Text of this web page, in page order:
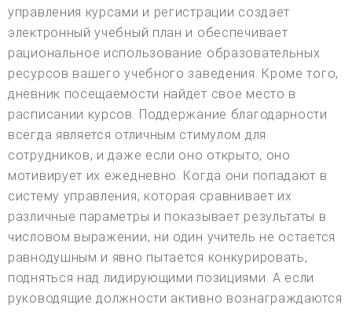
управления курсами и регистрации создает
электронный учебный план и обеспечивает
рациональное использование образовательных
ресурсов вашего учебного заведения. Кроме того,
дневник посещаемости найдет свое место в
расписании курсов. Поддержание благодарности
всегда является отличным стимулом для
сотрудников, и даже если оно открыто, оно
мотивирует их ежедневно. Когда они попадают в
систему управления, которая сравнивает их
различные параметры и показывает результаты в
числовом выражении, ни один учитель не остается
равнодушным и явно пытается конкурировать,
подняться над лидирующими позициями. А если
руководящие должности активно вознаграждаются